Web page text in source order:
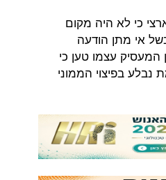
כי לא היה מקום
אי מתן הודעה
המעסיק עצמו טען כי
נבלע בפיצוי הממוני